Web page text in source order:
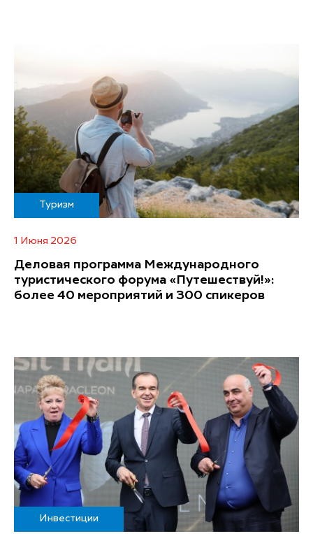
Туризм
1 Июня 2026
Деловая программа Международного
туристического форума «Путешествуй!»:
более 40 мероприятий и 300 спикеров
Инвестиции